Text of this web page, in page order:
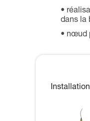
dans la
nœud